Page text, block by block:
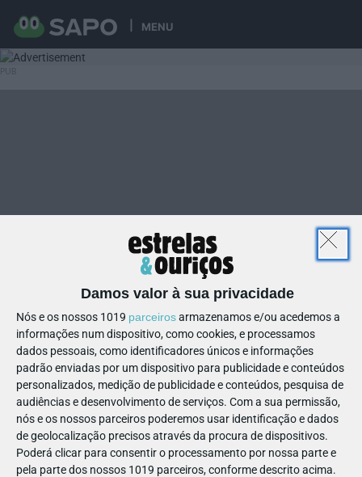
MENU
Damos valor à sua privacidade
Nós e os nossos 1019 parceirosarmazenamos e/ou acedemos a
informações num dispositivo, como cookies, e processamos
dados pessoais, como identificadores únicos e informações
padrão enviadas por um dispositivo para publicidade e conteúdos
personalizados, medição de publicidade e conteúdos, pesquisa de
audiências e desenvolvimento de serviços. Com a sua permissão,
nós e os nossos parceiros poderemos usar identificação e dados
de geolocalização precisos através da procura de dispositivos.
Poderá clicar para consentir o processamento por nossa parte e
pela parte dos nossos 1019 parceiros, conforme descrito acima.
23